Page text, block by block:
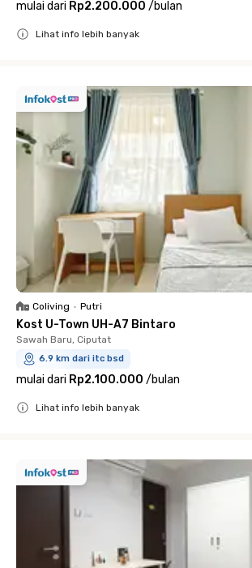
mulai dari Rp2.200.000 /bulan
Lihat info lebih banyak
Coliving • Putri
Kost U-Town UH-A7 Bintaro
Sawah Baru, Ciputat
6.9 km dari itc bsd
mulai dari Rp2.100.000 /bulan
Lihat info lebih banyak